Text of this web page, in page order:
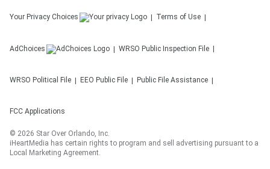
Your Privacy Choices Terms of Use
AdChoices WRSO Public Inspection File
WRSO Political File EEO Public File Public File Assistance
FCC Applications
© 2026 Star Over Orlando, Inc.
iHeartMedia has certain rights to program and sell advertising pursuant to a
Local Marketing Agreement.